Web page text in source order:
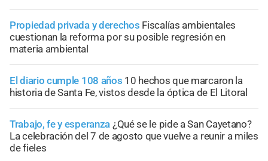
Propiedad privada y derechos Fiscalías ambientales
cuestionan la reforma por su posible regresión en
materia ambiental
El diario cumple 108 años 10 hechos que marcaron la
historia de Santa Fe, vistos desde la óptica de El Litoral
Trabajo, fe y esperanza ¿Qué se le pide a San Cayetano?
La celebración del 7 de agosto que vuelve a reunir a miles
de fieles